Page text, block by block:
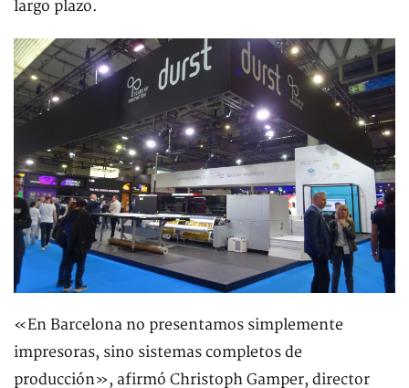
largo plazo.
«En Barcelona no presentamos simplemente
impresoras, sino sistemas completos de
producción», afirmó Christoph Gamper, director